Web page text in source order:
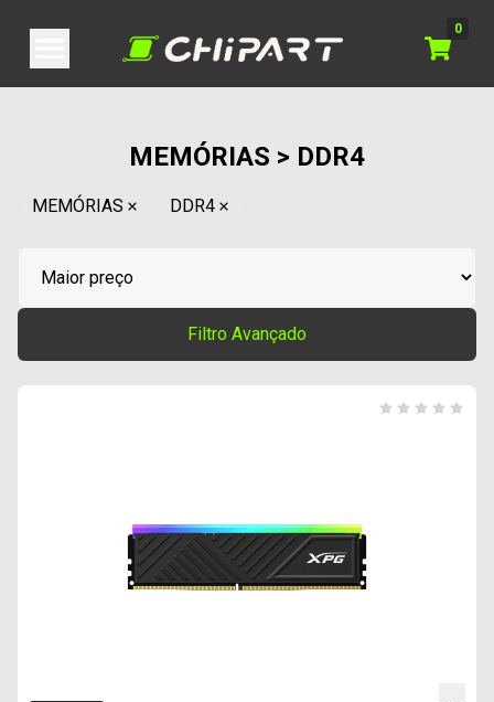
0
MEMÓRIAS > DDR4
MEMÓRIAS DDR4
Filtro Avançado